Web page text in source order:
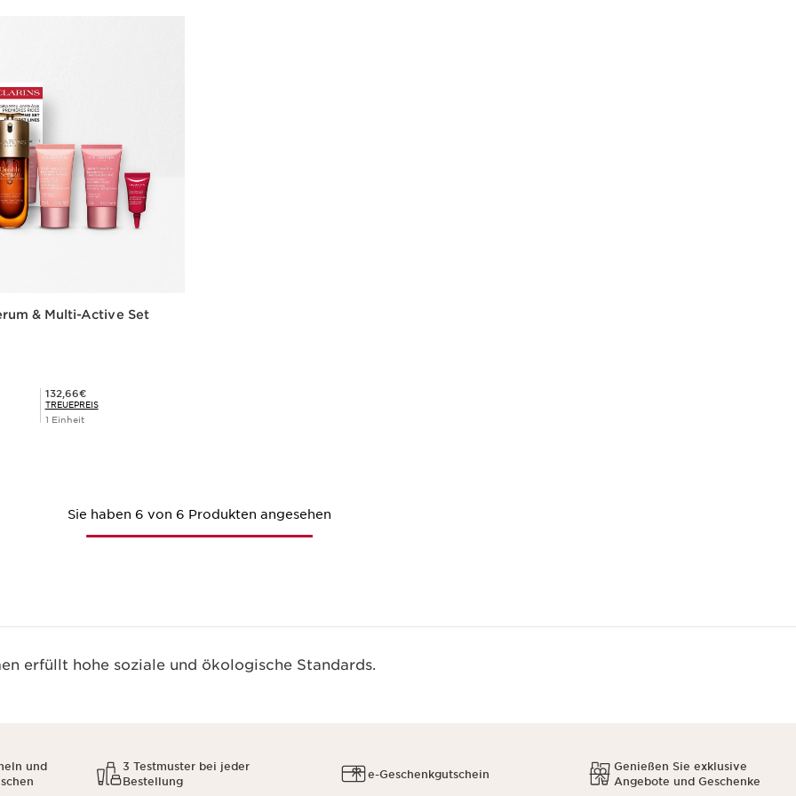
& Multi-Active Set
Mitgliederpreis 132,66€
132,66€
TREUEPREIS
1 Einheit
Sie haben 6 von 6 Produkten angesehen
erfüllt hohe soziale und ökologische Standards.
und
3 Testmuster bei jeder
Bestellung
e-Geschenkgutschein
Genießen Sie exklusive
Angebote und Geschenke